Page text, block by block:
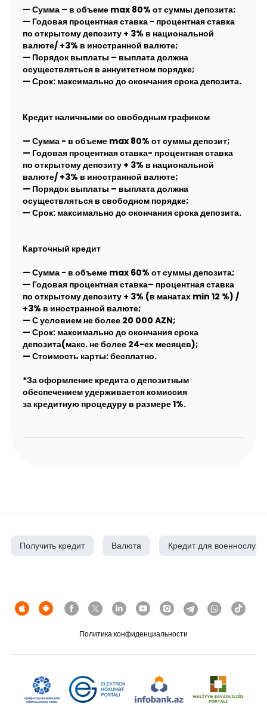
— Сумма – в объеме max 80% от суммы депозита;
— Годовая процентная ставка - процентная ставка
по открытому депозиту + 3% в национальной
валюте/ +3% в иностранной валюте;
— Порядок выплаты – выплата должна
осуществляться в аннуитетном порядке;
— Срок: максимально до окончания срока депозита.
Кредит наличными со свободным графиком
— Сумма - в объеме max 80% от суммы депозит;
— Годовая процентная ставка- процентная ставка
по открытому депозиту + 3% в национальной
валюте/ +3% в иностранной валюте;
— Порядок выплаты – выплата должна
осуществляться в свободном порядке;
— Срок: максимально до окончания срока депозита.
Карточный кредит
— Сумма - в объеме max 60% от суммы депозита;
— Годовая процентная ставка– процентная ставка
по открытому депозиту + 3% (в манатах min 12 %) /
+3% в иностранной валюте;
— С условием не более 20 000 AZN;
— Срок: максимально до окончания срока
депозита(макс. не более 24-ех месяцев);
— Стоимость карты: бесплатно.
*За оформление кредита с депозитным
обеспечением удерживается комиссия
за кредитную процедуру в размере 1%.
Получить кредит Валюта Кредит для
Политика конфиденциальности